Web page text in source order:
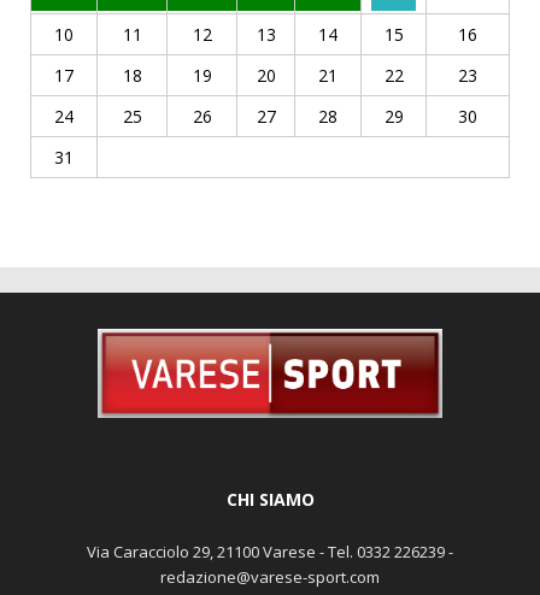
10
11 12 13 14 15
16
17
18 19 20 21 22
23
24
25 26 27 28 29
30
31
CHI SIAMO
Via Caracciolo 29, 21100 Varese - Tel. 0332 226239 -
redazione@varese-sport.com